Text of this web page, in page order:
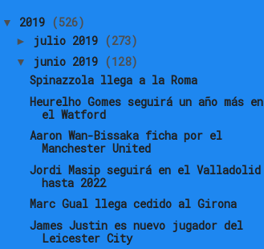
▼ 2019 (526)
► julio 2019 (273)
▼ junio 2019 (128)
Spinazzola llega a la Roma
Heurelho Gomes seguirá un año más en
el Watford
Aaron Wan-Bissaka ficha por el
Manchester United
Jordi Masip seguirá en el Valladolid
hasta 2022
Marc Gual llega cedido al Girona
James Justin es nuevo jugador del
Leicester City